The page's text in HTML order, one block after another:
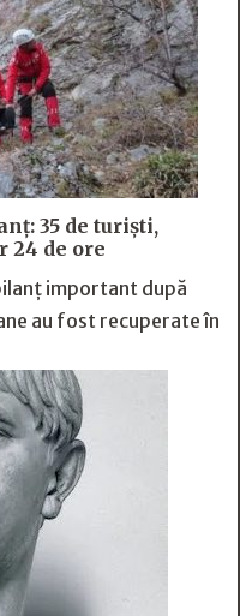
35 de turiști,
24 de ore
important după
au fost recuperate în